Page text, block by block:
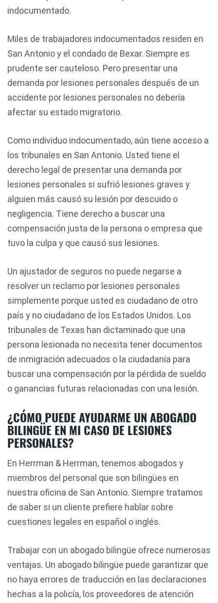
indocumentado.
Miles de trabajadores indocumentados residen en
San Antonio y el condado de Bexar. Siempre es
prudente ser cauteloso. Pero presentar una
demanda por lesiones personales después de un
accidente por lesiones personales no debería
afectar su estado migratorio.
Como individuo indocumentado, aún tiene acceso a
los tribunales en San Antonio. Usted tiene el
derecho legal de presentar una demanda por
lesiones personales si sufrió lesiones graves y
alguien más causó su lesión por descuido o
negligencia. Tiene derecho a buscar una
compensación justa de la persona o empresa que
tuvo la culpa y que causó sus lesiones.
Un ajustador de seguros no puede negarse a
resolver un reclamo por lesiones personales
simplemente porque usted es ciudadano de otro
país y no ciudadano de los Estados Unidos. Los
tribunales de Texas han dictaminado que una
persona lesionada no necesita tener documentos
de inmigración adecuados o la ciudadanía para
buscar una compensación por la pérdida de sueldo
o ganancias futuras relacionadas con una lesión.
¿CÓMO PUEDE AYUDARME UN ABOGADO
BILINGÜE EN MI CASO DE LESIONES
PERSONALES?
En Herrman & Herrman, tenemos abogados y
miembros del personal que son bilingües en
nuestra oficina de San Antonio. Siempre tratamos
de saber si un cliente prefiere hablar sobre
cuestiones legales en español o inglés.
Trabajar con un abogado bilingüe ofrece numerosas
ventajas. Un abogado bilingüe puede garantizar que
no haya errores de traducción en las declaraciones
hechas a la policía, los proveedores de atención